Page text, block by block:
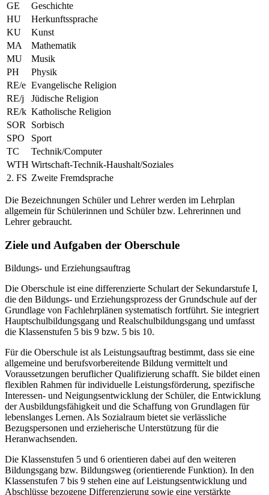
GE
Geschichte
HU
Herkunftssprache
KU
Kunst
MA
Mathematik
MU
Musik
PH
Physik
RE/e Evangelische Religion
RE/j
Jüdische Religion
RE/k Katholische Religion
SOR
Sorbisch
SPO
Sport
TC
Technik/Computer
WTH Wirtschaft-Technik-Haushalt/Soziales
2. FS Zweite Fremdsprache
Die Bezeichnungen Schüler und Lehrer werden im Lehrplan
allgemein für Schülerinnen und Schüler bzw. Lehrerinnen und
Lehrer gebraucht.
Ziele und Aufgaben der Oberschule
Bildungs- und Erziehungsauftrag
Die Oberschule ist eine differenzierte Schulart der Sekundarstufe I,
die den Bildungs- und Erziehungsprozess der Grundschule auf der
Grundlage von Fachlehrplänen systematisch fortführt. Sie integriert
Hauptschulbildungsgang und Realschulbildungsgang und umfasst
die Klassenstufen 5 bis 9 bzw. 5 bis 10.
Für die Oberschule ist als Leistungsauftrag bestimmt, dass sie eine
allgemeine und berufsvorbereitende Bildung vermittelt und
Voraussetzungen beruflicher Qualifizierung schafft. Sie bildet einen
flexiblen Rahmen für individuelle Leistungsförderung, spezifische
Interessen- und Neigungsentwicklung der Schüler, die Entwicklung
der Ausbildungsfähigkeit und die Schaffung von Grundlagen für
lebenslanges Lernen. Als Sozialraum bietet sie verlässliche
Bezugspersonen und erzieherische Unterstützung für die
Heranwachsenden.
Die Klassenstufen 5 und 6 orientieren dabei auf den weiteren
Bildungsgang bzw. Bildungsweg (orientierende Funktion). In den
Klassenstufen 7 bis 9 stehen eine auf Leistungsentwicklung und
Abschlüsse bezogene Differenzierung sowie eine verstärkte